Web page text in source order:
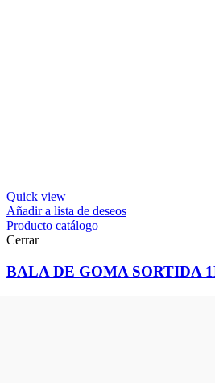
Quick view
Añadir a lista de deseos
Producto catálogo
Cerrar
BALA DE GOMA SORTIDA